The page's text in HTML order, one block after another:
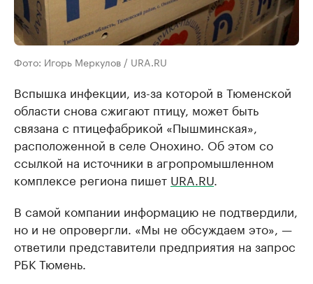
Фото: Игорь Меркулов / URA.RU
Вспышка инфекции, из-за которой в Тюменской
области снова сжигают птицу, может быть
связана с птицефабрикой «Пышминская»,
расположенной в селе Онохино. Об этом со
ссылкой на источники в агропромышленном
комплексе региона пишет URA.RU
В самой компании информацию не подтвердили,
но и не опровергли. «Мы не обсуждаем это», —
ответили представители предприятия на запрос
РБК Тюмень.